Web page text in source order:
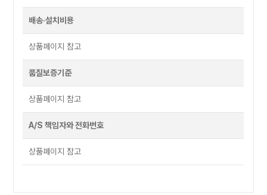
배송·설치비용
상품페이지 참고
품질보증기준
상품페이지 참고
A/S 책임자와 전화번호
상품페이지 참고